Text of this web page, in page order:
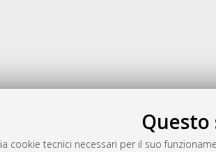
cookie tecnici necessari per il suo